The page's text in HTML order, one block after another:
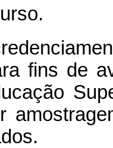
fins de